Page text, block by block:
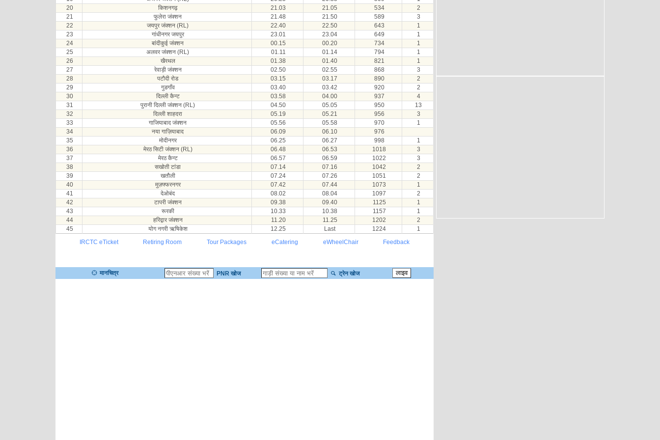
20
किशनगढ़ 21.03 21.05 534
2
21
फुलेरा जंक्शन 21.48 21.50 589
3
22
जयपुर जंक्शन (RL) 22.40 22.50 643
1
23
गांधीनगर जयपुर 23.01 23.04 649
1
24
बांदीकुई जंक्शन 00.15 00.20 734
1
25
अलवर जंक्शन (RL) 01.11 01.14 794
1
26
खैरथल 01.38 01.40 821
1
27
रेवाड़ी जंक्शन 02.50 02.55 868
3
28
पटौदी रोड 03.15 03.17 890
2
29
गुडगाँव 03.40 03.42 920
2
30
दिल्ली कैन्ट 03.58 04.00 937
4
31
पुरानी दिल्ली जंक्शन (RL) 04.50 05.05 950
13
32
दिल्ली शाहदरा 05.19 05.21 956
3
33
गाजियाबाद जंक्शन 05.56 05.58 970
1
34
नया गाज़ियाबाद 06.09 06.10
976
35
मोदीनगर 06.25 06.27 998
1
36
मेरठ सिटी जंक्शन (RL) 06.48 06.53 1018
3
37
मेरठ कैन्ट 06.57 06.59 1022
3
38
सखोती टांडा 07.14 07.16 1042
2
39
खतौली 07.24 07.26 1051
2
40
मुज़फ्फरनगर 07.42 07.44 1073
1
41
देओबंद 08.02 08.04 1097
2
42
टापरी जंक्शन 09.38 09.40 1125
1
43
रूरकी 10.33 10.38 1157
1
44
हरिद्वार जंक्शन 11.20 11.25 1202
2
45
योग नगरी ऋषिकेश 12.25 Last 1224
1
IRCTC eTicket
Retiring Room Tour Packages eCatering eWheelChair Feedback
मानचित्र PNR खोज ट्रेन खोज